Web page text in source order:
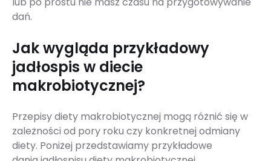
dań.
Jak wygląda przykładowy
jadłospis w diecie
makrobiotycznej?
Przepisy diety makrobiotycznej mogą różnić się w
zależności od pory roku czy konkretnej odmiany
diety. Poniżej przedstawiamy przykładowe